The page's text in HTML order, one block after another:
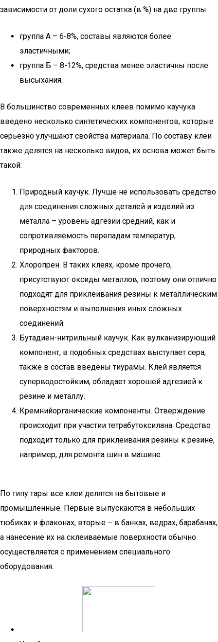
зависимости от доли сухого остатка (в %) на две группы:
группа А – 6-8%, составы являются более
эластичными;
группа Б – 8-12%, средства менее эластичны после
высыхания.
В большинство современных клеев помимо каучука
введено несколько синтетических компонентов, которые
серьезно улучшают свойства материала. По составу клеи
также делятся на несколько видов, их основа может быть
такой:
Природный каучук. Лучше не использовать средство
для соединения сложных деталей и изделий из
металла – уровень адгезии средний, как и
сопротивляемость перепадам температур,
природных факторов.
Хлоропрен. В таких клеях, кроме прочего,
присутствуют оксиды металлов, поэтому они отлично
подходят для приклеивания резины к металлическим
поверхностям и выполнения иных сложных
соединений.
Бутадиен-нитрильный каучук. Как вулканизирующий
компонент, в подобных средствах выступает сера,
также в состав введены тиурамы. Клей является
суперводостойким, обладает хорошей адгезией к
резине и металлу.
Кремнийорганические компоненты. Отверждение
происходит при участии тетрабутоксилана. Средство
подходит только для приклеивания резины к резине,
например, для ремонта шин в машине.
По типу тары все клеи делятся на бытовые и
промышленные. Первые выпускаются в небольших
тюбиках и флаконах, вторые – в банках, ведрах, барабанах,
а нанесение их на склеиваемые поверхности обычно
осуществляется с применением специального
оборудования.